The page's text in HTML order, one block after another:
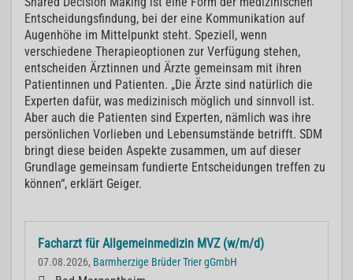
Entscheidungsfindung, bei der eine Kommunikation auf
Augenhöhe im Mittelpunkt steht. Speziell, wenn
verschiedene Therapieoptionen zur Verfügung stehen,
entscheiden Ärztinnen und Ärzte gemeinsam mit ihren
Patientinnen und Patienten. „Die Ärzte sind natürlich die
Experten dafür, was medizinisch möglich und sinnvoll ist.
Aber auch die Patienten sind Experten, nämlich was ihre
persönlichen Vorlieben und Lebensumstände betrifft. SDM
bringt diese beiden Aspekte zusammen, um auf dieser
Grundlage gemeinsam fundierte Entscheidungen treffen zu
können“, erklärt Geiger.
Facharzt für Allgemeinmedizin MVZ (w/m/d)
07.08.2026, Barmherzige Brüder Trier gGmbH